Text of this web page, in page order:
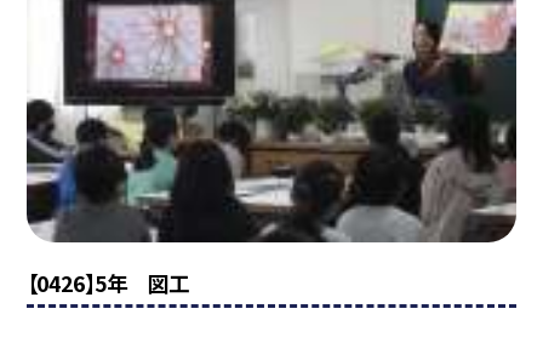
【0426】5年 図工